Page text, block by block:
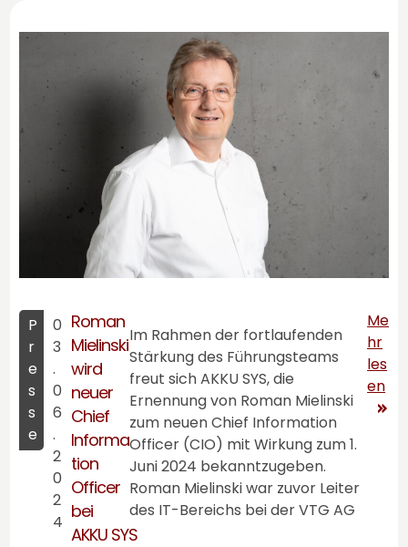
P
r
e
s
s
e
0
3
.
0
6
.
2
0
2
4
Roman
Mielinski
wird
neuer
Chief
Informa
tion
Officer
bei
AKKU SYS
Im Rahmen der fortlaufenden
Stärkung des Führungsteams
freut sichAKKU SYS, die
Ernennung von Roman Mielinski
zum neuen Chief Information
Officer (CIO) mit Wirkung zum 1.
Juni 2024 bekanntzugeben.
Roman Mielinski war zuvor Leiter
des IT-Bereichs bei der VTG AG
Me
hr
les
en